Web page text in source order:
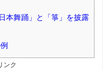
本舞踊」と「箏」を披露
ンク